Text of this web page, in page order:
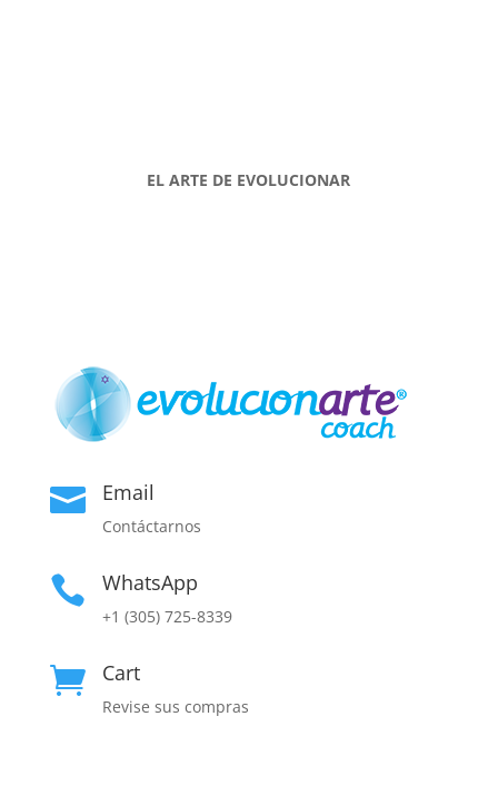
EL ARTE DE EVOLUCIONAR
 Email
Contáctarnos
 WhatsApp
+1 (305) 725-8339
 Cart
Revise sus compras